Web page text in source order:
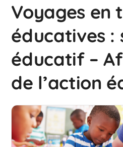
Voyages en
éducatives :
éducatif –
de l’action